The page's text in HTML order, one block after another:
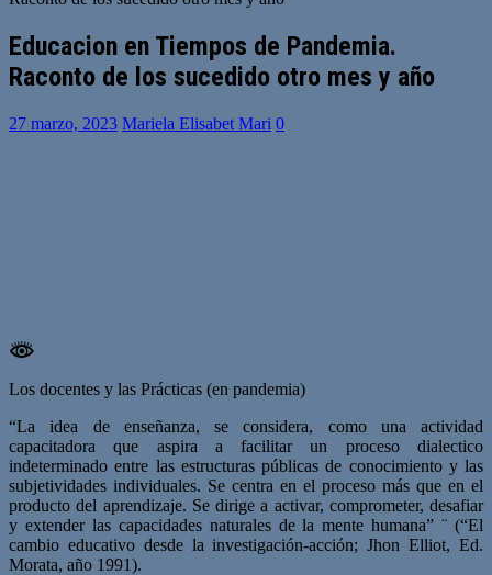
Educacion en Tiempos de Pandemia.
Raconto de los sucedido otro mes y año
27 marzo, 2023 Mariela Elisabet Mari 0
Los docentes y las Prácticas (en pandemia)
“La idea de enseñanza, se considera, como una actividad
capacitadora que aspira a facilitar un proceso dialectico
indeterminado entre las estructuras públicas de conocimiento y las
subjetividades individuales. Se centra en el proceso más que en el
producto del aprendizaje. Se dirige a activar, comprometer, desafiar
y extender las capacidades naturales de la mente humana” ¨ (“El
cambio educativo desde la investigación-acción; Jhon Elliot, Ed.
Morata, año 1991).